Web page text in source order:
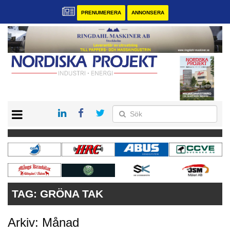
PRENUMERERA ANNONSERA
KONTAKT
VÅRA ANDRA MAGASIN
PRENUMERERA
ANNONSERA
TAG: GRÖNA TAK
Arkiv: Månad